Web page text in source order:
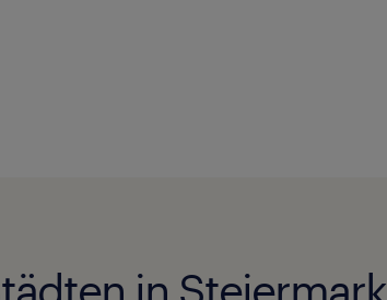
in Steiermark